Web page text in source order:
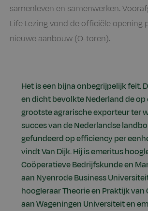
samenleven en samenwerken.
Life Lezing vond de officiële opening
nieuwe aanbouw (O-toren).
Het is een bijna onbegrijpelijk feit.
en dicht bevolkte Nederland de op
grootste agrarische exporteur ter
succes van de Nederlandse
gefundeerd op efficiency per
vindt Van Dijk. Hij is emeritus
Coöperatieve Bedrijfskunde en
aan Nyenrode Business
hoogleraar Theorie en Praktijk van
aan Wageningen Universiteit en